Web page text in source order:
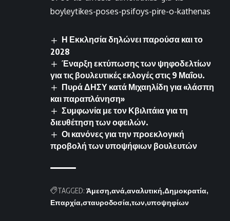
boyleytikes-poses-psifoys-pire-o-kathenas
Η Εκκλησία δηλώνει παρούσα και το
2028
Έναρξη εκτύπωσης των ψηφοδελτίων
για τις βουλευτικές εκλογές στις 9 Μαΐου.
Πυρά ΔΗΣΥ κατά Μιχαηλίδη για «λάσπη
και παραπλάνηση»
Συμφωνία με τον Κβιλιτάια για τη
διευθέτηση των οφειλών.
Οι κανόνες για την προεκλογική
προβολή των υποψήφιων βουλευτών
TAGGED: Άμεση ανά αναλυτική Δημοκρατία
Επαρχία σταυροδοσία των υποψηφίων